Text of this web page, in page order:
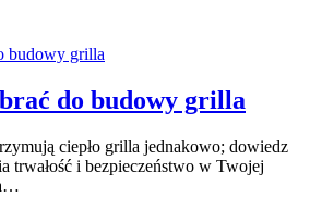
do budowy grilla
ciepło grilla jednakowo; dowiedz
trwałość i bezpieczeństwo w Twojej